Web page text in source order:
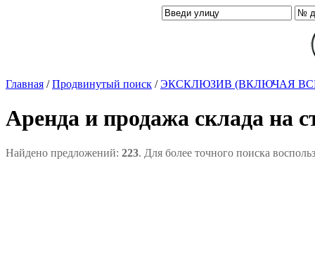
Главная /Продвинутый поиск /ЭКСКЛЮЗИВ (ВКЛЮЧАЯ
Аренда и продажа склада на
Найдено предложений: 223. Для более точного поиска